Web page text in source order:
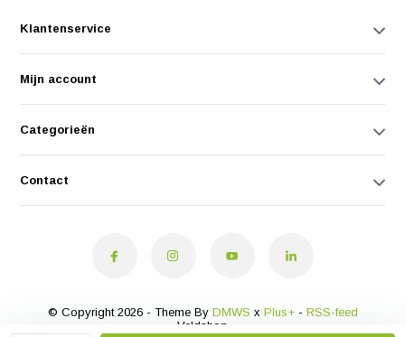
Klantenservice
Mijn account
Categorieën
Contact
© Copyright 2026 - Theme By DMWS x Plus+- RSS-feed
Veldshop